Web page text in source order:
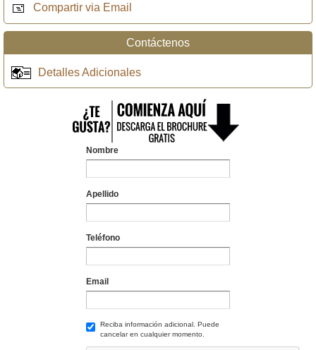
Compartir via Email
Contáctenos
Detalles Adicionales
Nombre
Apellido
Teléfono
Email
Reciba información adicional. Puede
cancelar en cualquier momento.